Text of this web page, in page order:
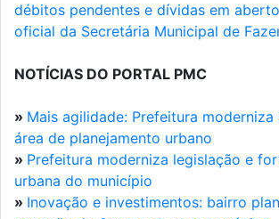
débitos pendentes e dívidas em
oficial da Secretária Municipal de
NOTÍCIAS DO PORTAL PMC
» Mais agilidade: Prefeitura moderniza
área de planejamento urbano
» Prefeitura moderniza legislação e
urbana do município
» Inovação e investimentos: bairro